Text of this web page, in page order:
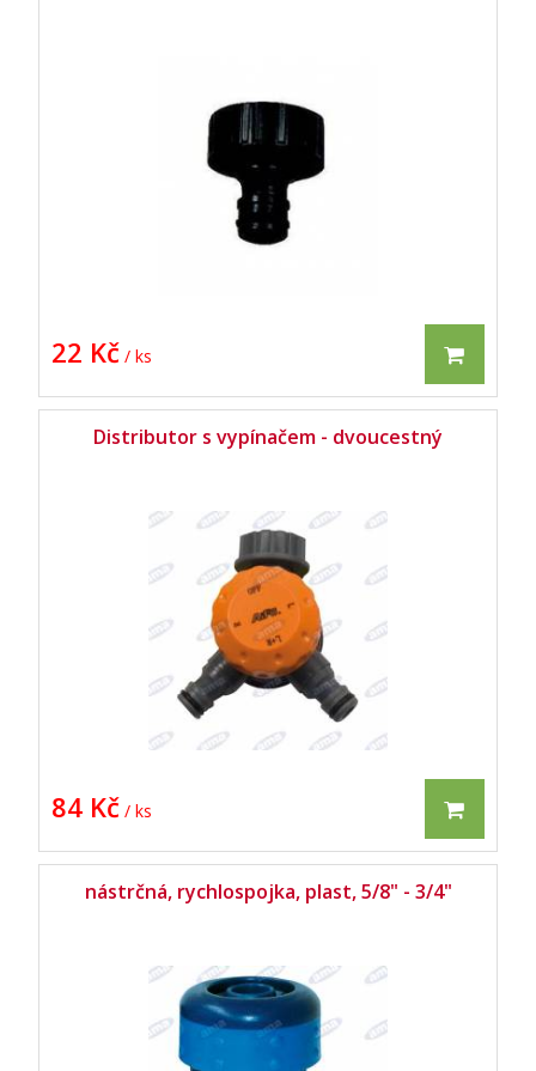
22 Kč / ks
Distributor s vypínačem - dvoucestný
84 Kč / ks
nástrčná, rychlospojka, plast, 5/8" - 3/4"